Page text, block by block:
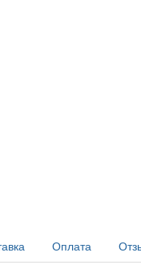
Оплата